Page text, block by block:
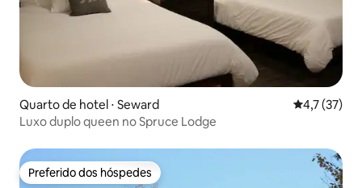
Quarto de hotel ⋅ Seward 4,7 de uma
4,7 (37)
Luxo duplo queen no Spruce Lodge
Preferido dos hóspedes
Preferido dos hóspedes